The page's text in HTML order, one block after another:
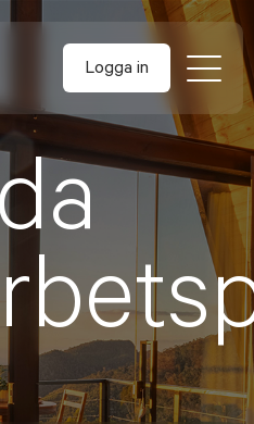
Logga in